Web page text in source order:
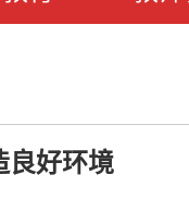
良好环境